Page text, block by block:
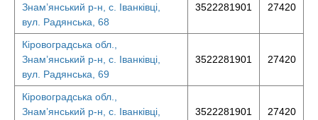
Знам’янський р-н, с. Іванківці,
вул. Радянська, 68
3522281901 27420
Кіровоградська обл.,
Знам’янський р-н, с. Іванківці,
вул. Радянська, 69
3522281901 27420
Кіровоградська обл.,
Знам’янський р-н, с. Іванківці,
3522281901 27420